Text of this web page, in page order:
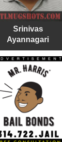
Srinivas
Ayannagari